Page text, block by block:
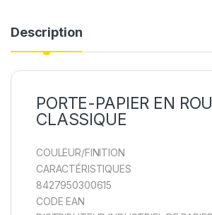
Description
PORTE-PAPIER EN
CLASSIQUE
COULEUR/FINITION
CARACTÉRISTIQUES
8427950300615
CODE EAN